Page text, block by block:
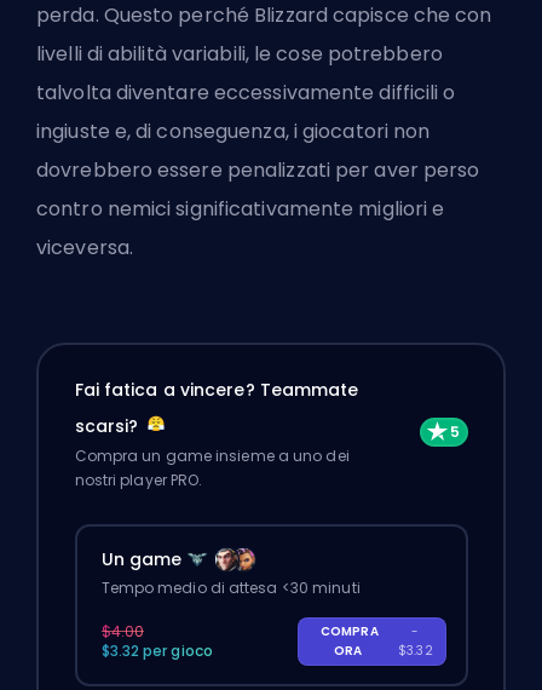
perda. Questo perché Blizzard capisce che con
livelli di abilità variabili, le cose potrebbero
talvolta diventare eccessivamente difficili o
ingiuste e, di conseguenza, i giocatori non
dovrebbero essere penalizzati per aver perso
contro nemici significativamente migliori e
viceversa.
Fai fatica a vincere? Teammate
scarsi?
Compra un game insieme a uno dei
nostri player PRO.
Un game
Tempo medio di attesa <30 minuti
$4.00
$3.32 per gioco
COMPRA
ORA
-
$3.32